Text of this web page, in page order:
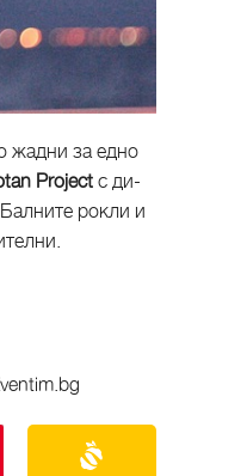
жадни за едно
Project с ди-
рокли и